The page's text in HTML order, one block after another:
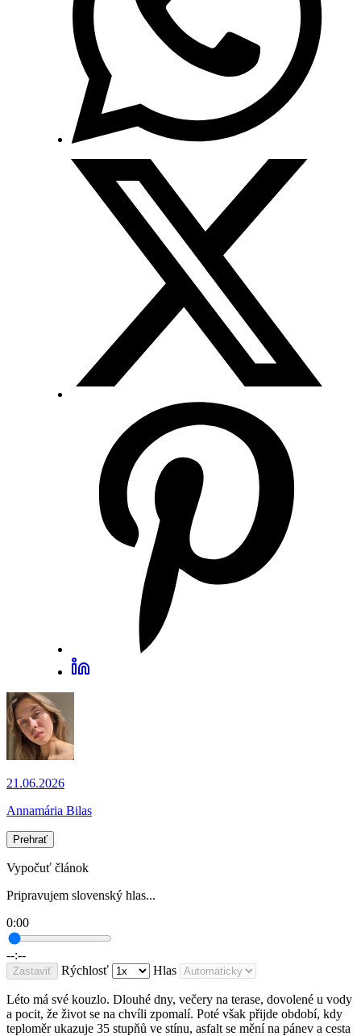
21.06.2026
Annamária Bilas
Prehrať
Vypočuť článok
Pripravujem slovenský hlas...
0:00
--:--
Zastaviť Rýchlosť Hlas
Léto má své kouzlo. Dlouhé dny, večery na terase, dovolené u vody
a pocit, že život se na chvíli zpomalí. Poté však přijde období, kdy
teploměr ukazuje 35 stupňů ve stínu, asfalt se mění na pánev a cesta